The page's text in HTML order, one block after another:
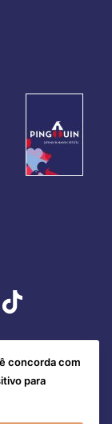
concorda com
para